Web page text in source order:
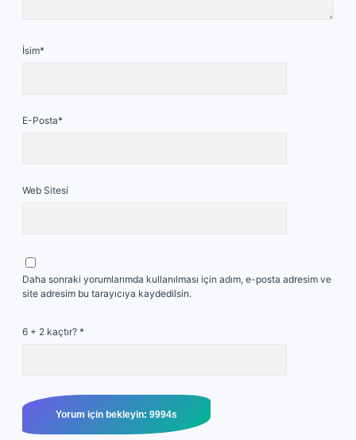
İsim*
E-Posta*
Web Sitesi
Daha sonraki yorumlarımda kullanılması için adım, e-posta adresim ve
site adresim bu tarayıcıya kaydedilsin.
6 + 2 kaçtır? *